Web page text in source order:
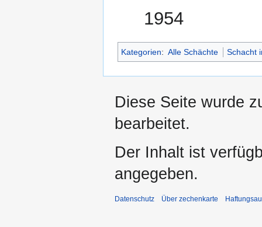
1954
Kategorien: Alle Schächte Schacht
Diese Seite wurde
bearbeitet.
Der Inhalt ist
angegeben.
Datenschutz Über zechenkarte